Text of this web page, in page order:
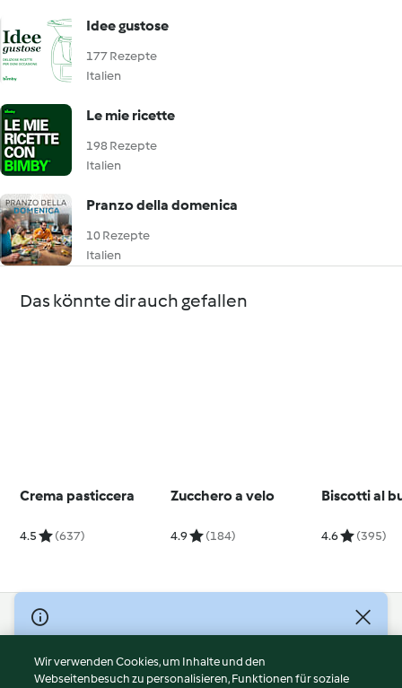
Idee gustose
177 Rezepte
Italien
Le mie ricette
198 Rezepte
Italien
Pranzo della domenica
10 Rezepte
Italien
Das könnte dir auch gefallen
Crema pasticcera
4.5 (637)
Zucchero a velo
4.9 (184)
Biscotti al
4.6 (395)
© Copyright 2026
Nutzungsbedingungen
Datenschutzrichtlinien
Wir verwenden Cookies, um Inhalte und den
Webseitenbesuch zu personalisieren, Funktionen für soziale